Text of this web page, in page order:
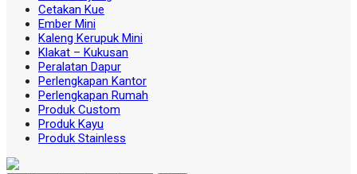
Cetakan Kue
Ember Mini
Kaleng Kerupuk Mini
Klakat – Kukusan
Peralatan Dapur
Perlengkapan Kantor
Perlengkapan Rumah
Produk Custom
Produk Kayu
Produk Stainless